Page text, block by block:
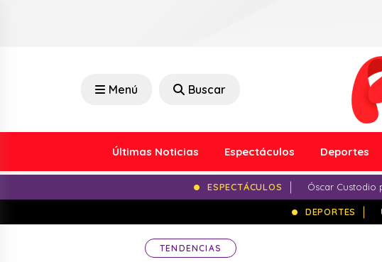
Menú Buscar
Últimas Noticias Espectáculos Deportes
ESPECTÁCULOS Óscar Custodio
DEPORTES
TENDENCIAS